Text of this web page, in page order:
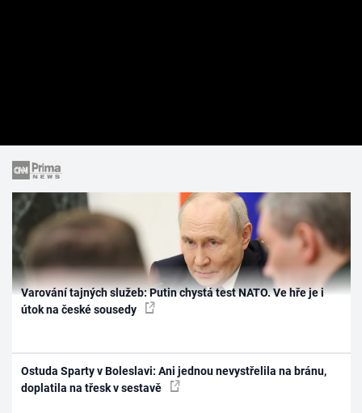
Varování tajných služeb: Putin chystá test NATO. Ve hře je i
útok na české sousedy
Ostuda Sparty v Boleslavi: Ani jednou nevystřelila na bránu,
doplatila na třesk v sestavě